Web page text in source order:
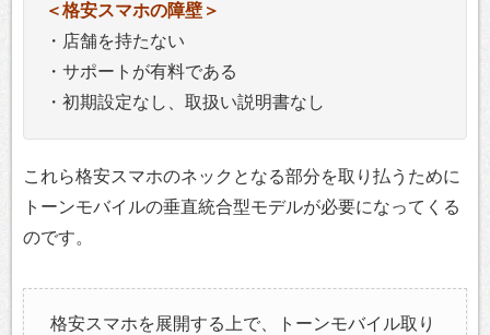
＜格安スマホの障壁＞
・店舗を持たない
・サポートが有料である
・初期設定なし、取扱い説明書なし
これら格安スマホのネックとなる部分を取り払うために
トーンモバイルの垂直統合型モデルが必要になってくる
のです。
格安スマホを展開する上で、トーンモバイル取り